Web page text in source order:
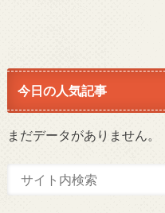
今日の人気記事
まだデータがありません。